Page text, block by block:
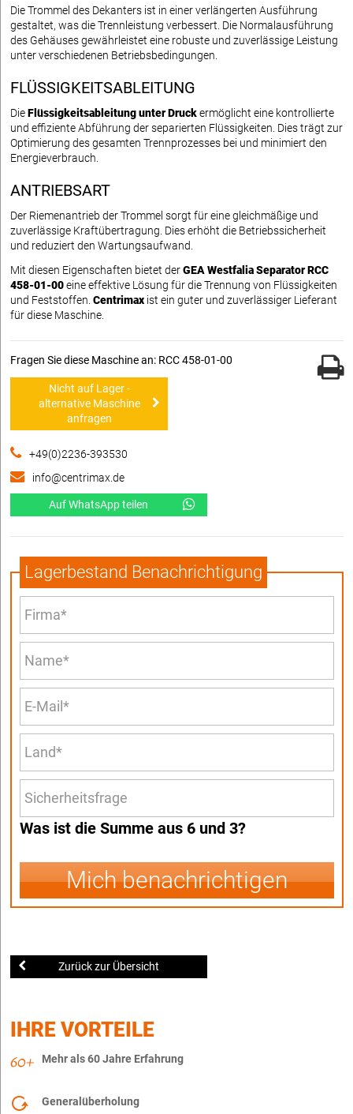
Die Trommel des Dekanters ist in einer verlängerten Ausführung
gestaltet, was die Trennleistung verbessert. Die Normalausführung
des Gehäuses gewährleistet eine robuste und zuverlässige Leistung
unter verschiedenen Betriebsbedingungen.
FLÜSSIGKEITSABLEITUNG
DieFlüssigkeitsableitung unter Druckermöglicht eine kontrollierte
und effiziente Abführung der separierten Flüssigkeiten. Dies trägt zur
Optimierung des gesamten Trennprozesses bei und minimiert den
Energieverbrauch.
ANTRIEBSART
Der Riemenantrieb der Trommel sorgt für eine gleichmäßige und
zuverlässige Kraftübertragung. Dies erhöht die Betriebssicherheit
und reduziert den Wartungsaufwand.
Mit diesen Eigenschaften bietet derGEA Westfalia Separator RCC
458-01-00eine effektive Lösung für die Trennung von Flüssigkeiten
und Feststoffen. Centrimax ist ein guter und zuverlässiger Lieferant
für diese Maschine.
Fragen Sie diese Maschine an: RCC 458-01-00
Nicht auf Lager -
alternative Maschine
anfragen
+49(0)2236-393530
info@centrimax.de
Auf WhatsApp teilen
Lagerbestand Benachrichtigung
Was ist die Summe aus 6 und 3?
Mich benachrichtigen
Zurück zur Übersicht
IHRE VORTEILE
Mehr als 60 Jahre Erfahrung
Generalüberholung